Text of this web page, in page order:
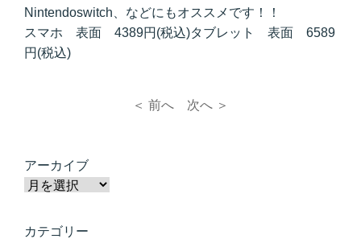
Nintendoswitch、などにもオススメです！！
スマホ 表面 4389円(税込)タブレット 表面 6589
円(税込)
＜ 前へ 次へ ＞
アーカイブ
カテゴリー